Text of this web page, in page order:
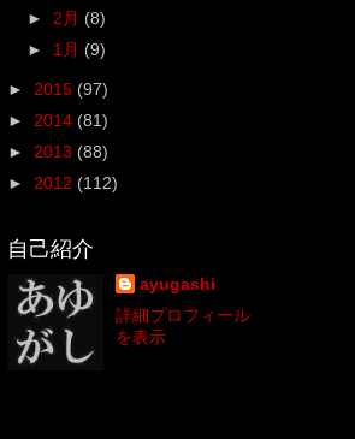
► 2月 (8)
► 1月 (9)
► 2015 (97)
► 2014 (81)
► 2013 (88)
► 2012 (112)
自己紹介
ayugashi
詳細プロフィール
を表示